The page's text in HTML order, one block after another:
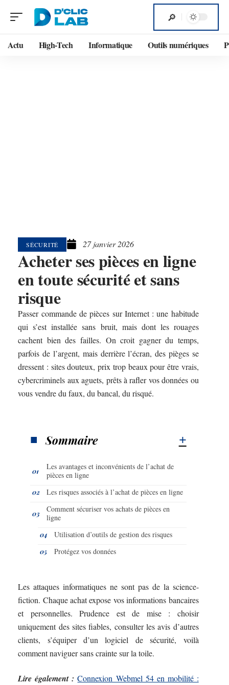
Actu High-Tech Informatique Outils numériques
SÉCURITÉ 27 janvier 2026
Acheter ses pièces en ligne
en toute sécurité et sans
risque
Passer commande de pièces sur Internet : une habitude
qui s’est installée sans bruit, mais dont les rouages
cachent bien des failles. On croit gagner du temps,
parfois de l’argent, mais derrière l’écran, des pièges se
dressent : sites douteux, prix trop beaux pour être vrais,
cybercriminels aux aguets, prêts à rafler vos données ou
vous vendre du faux, du bancal, du risqué.
Sommaire
Les avantages et inconvénients de l’achat de
pièces en ligne
Les risques associés à l’achat de pièces en ligne
Comment sécuriser vos achats de pièces en
ligne
Utilisation d’outils de gestion des risques
Protégez vos données
Les attaques informatiques ne sont pas de la science-
fiction. Chaque achat expose vos informations bancaires
et personnelles. Prudence est de mise : choisir
uniquement des sites fiables, consulter les avis d’autres
clients, s’équiper d’un logiciel de sécurité, voilà
comment naviguer sans crainte sur la toile.
Lire également : Connexion Webmel 54 en mobilité :